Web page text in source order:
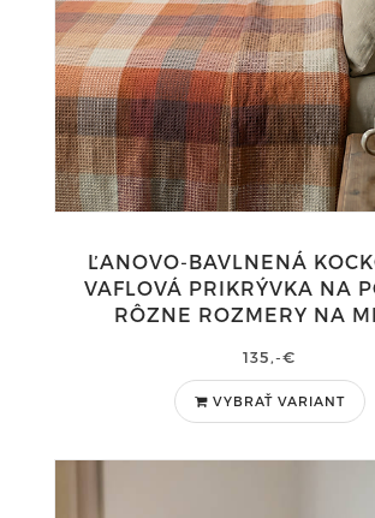
ĽANOVO-BAVLNENÁ
VAFLOVÁ PRIKRÝVKA NA
RÔZNE ROZMERY NA
135,-€
VYBRAŤ VARIANT